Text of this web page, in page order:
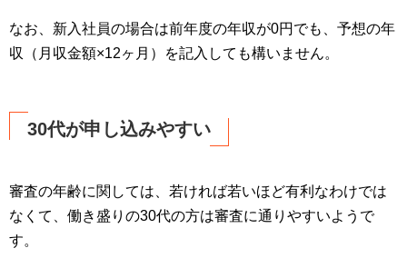
なお、新入社員の場合は前年度の年収が0円でも、予想の年
収（月収金額×12ヶ月）を記入しても構いません。
30代が申し込みやすい
審査の年齢に関しては、若ければ若いほど有利なわけでは
なくて、働き盛りの30代の方は審査に通りやすいようで
す。